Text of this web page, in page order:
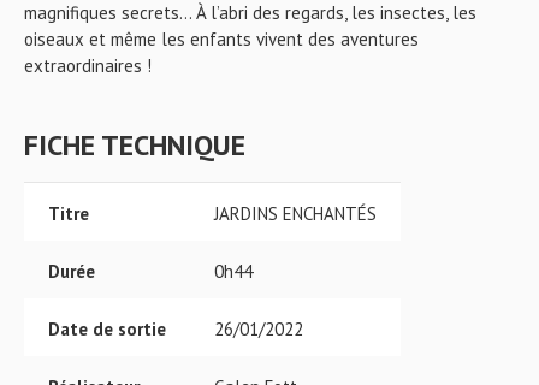
magnifiques secrets... À l’abri des regards, les insectes, les
oiseaux et même les enfants vivent des aventures
extraordinaires !
FICHE TECHNIQUE
Titre JARDINS ENCHANTÉS
Durée 0h44
Date de sortie 26/01/2022